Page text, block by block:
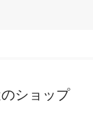
より、実際の色
ショップ